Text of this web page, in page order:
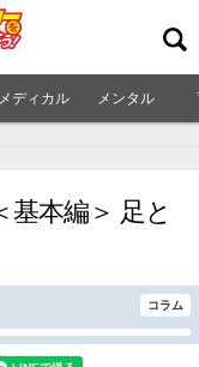
ディカル メンタル
基本編＞ 足と
コラム